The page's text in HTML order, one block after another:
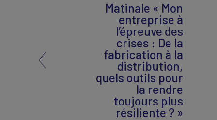
Matinale « Mon
entreprise à
l’épreuve des
crises : De la
fabrication à la
distribution,
quels outils pour
la rendre
toujours plus
résiliente ? »